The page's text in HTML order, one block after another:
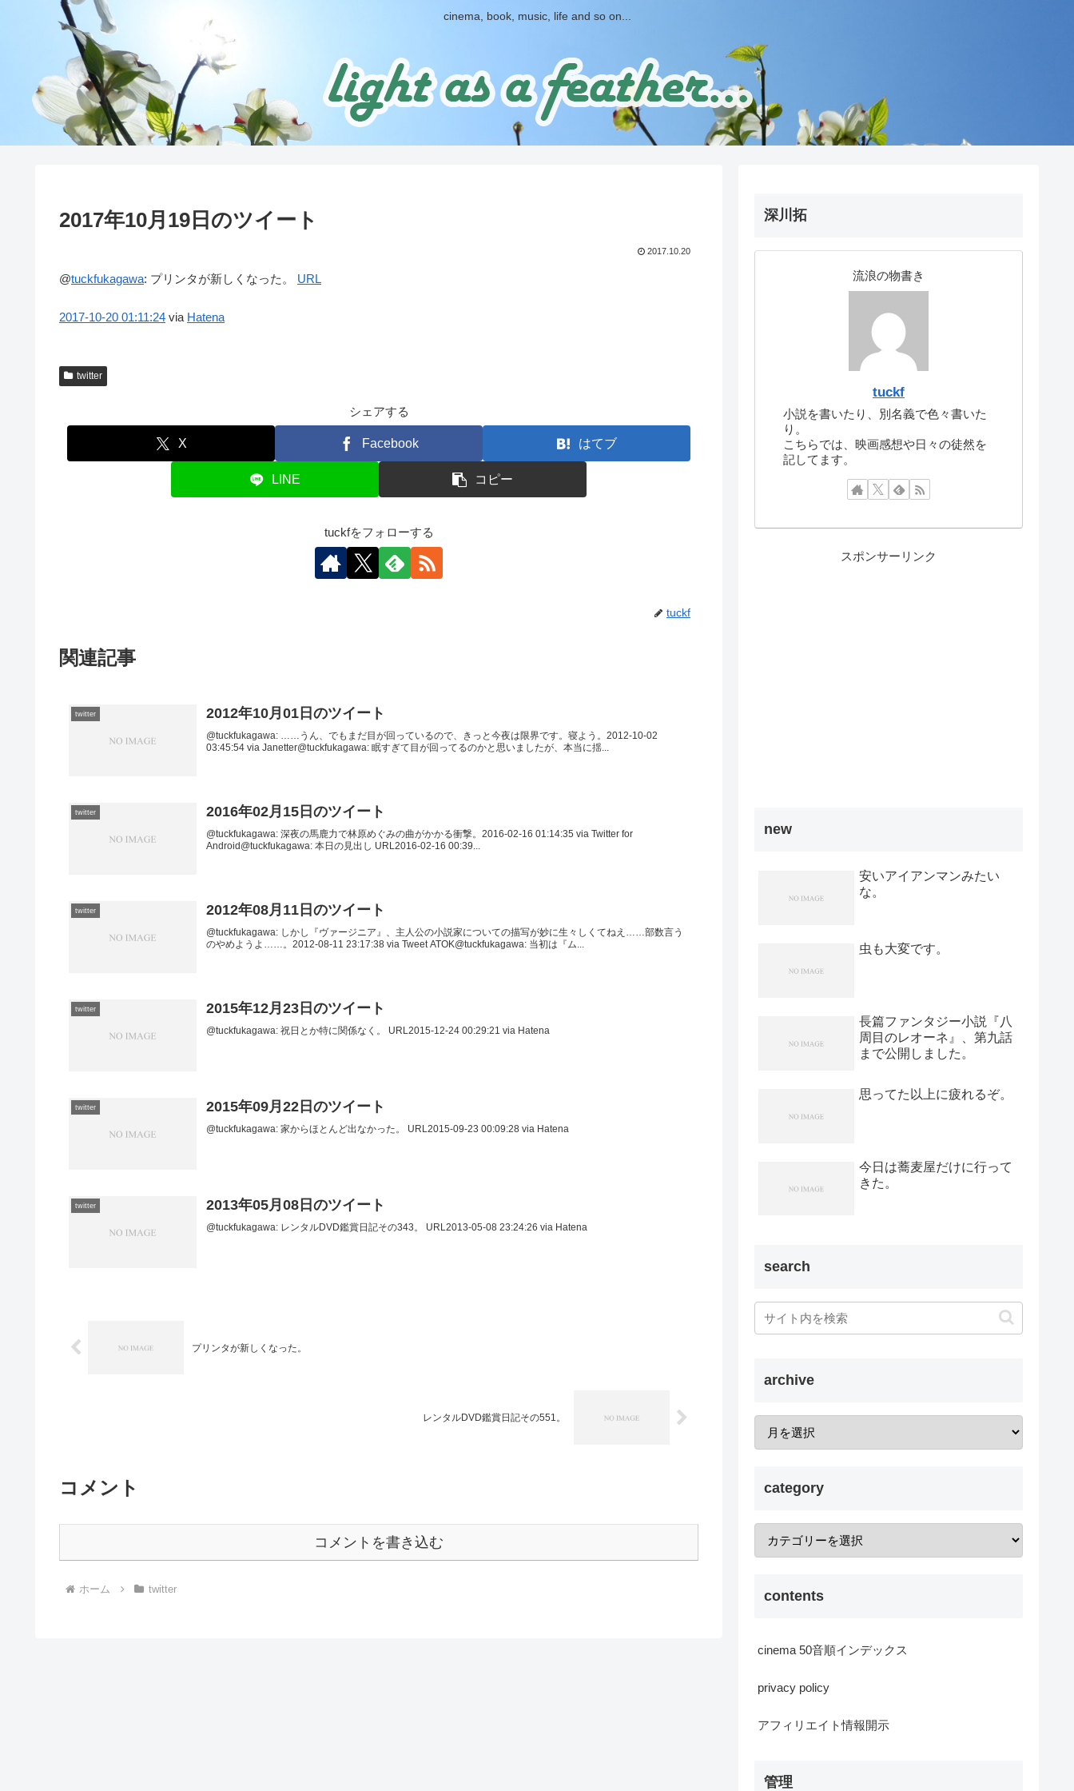
cinema, book, music, life and so on...
2017年10月19日のツイート
2017.10.20
@tuckfukagawa: プリンタが新しくなった。 URL
2017-10-20 01:11:24 via Hatena
twitter
シェアする
X Facebook はてブ
LINE コピー
tuckfをフォローする
tuckf
関連記事
twitter 2012年10月01日のツイート
@tuckfukagawa: ……うん、でもまだ目が回っているので、きっと今夜は限界です。寝よう。2012-10-02
03:45:54 via Janetter@tuckfukagawa: 眠すぎて目が回ってるのかと思いましたが、本当に揺...
twitter 2016年02月15日のツイート
@tuckfukagawa: 深夜の馬鹿力で林原めぐみの曲がかかる衝撃。2016-02-16 01:14:35 via Twitter for
Android@tuckfukagawa: 本日の見出し URL2016-02-16 00:39...
twitter 2012年08月11日のツイート
@tuckfukagawa: しかし『ヴァージニア』、主人公の小説家についての描写が妙に生々しくてねえ……部数言う
のやめようよ……。2012-08-11 23:17:38 via Tweet ATOK@tuckfukagawa: 当初は『ム...
twitter 2015年12月23日のツイート
@tuckfukagawa: 祝日とか特に関係なく。 URL2015-12-24 00:29:21 via Hatena
twitter 2015年09月22日のツイート
@tuckfukagawa: 家からほとんど出なかった。 URL2015-09-23 00:09:28 via Hatena
twitter 2013年05月08日のツイート
@tuckfukagawa: レンタルDVD鑑賞日記その343。 URL2013-05-08 23:24:26 via Hatena
プリンタが新しくなった。
レンタルDVD鑑賞日記その551。
コメント
コメントを書き込む
ホーム twitter
深川拓
流浪の物書き
tuckf
小説を書いたり、別名義で色々書いた
り。
こちらでは、映画感想や日々の徒然を
記してます。
スポンサーリンク
new
安いアイアンマンみたい
な。
虫も大変です。
長篇ファンタジー小説『八
周目のレオーネ』、第九話
まで公開しました。
思ってた以上に疲れるぞ。
今日は蕎麦屋だけに行って
きた。
search
archive
category
contents
cinema 50音順インデックス
privacy policy
アフィリエイト情報開示
管理